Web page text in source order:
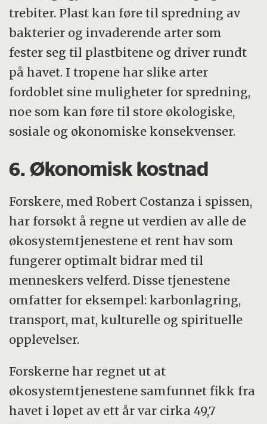
trebiter. Plast kan føre til spredning av
bakterier og invaderende arter som
fester seg til plastbitene og driver rundt
på havet. I tropene har slike arter
fordoblet sine muligheter for spredning,
noe som kan føre til store økologiske,
sosiale og økonomiske konsekvenser.
6. Økonomisk kostnad
Forskere, med Robert Costanza i spissen,
har forsøkt å regne ut verdien av alle de
økosystemtjenestene et rent hav som
fungerer optimalt bidrar med til
menneskers velferd. Disse tjenestene
omfatter for eksempel: karbonlagring,
transport, mat, kulturelle og spirituelle
opplevelser.
Forskerne har regnet ut at
økosystemtjenestene samfunnet fikk fra
havet i løpet av ett år var cirka 49,7